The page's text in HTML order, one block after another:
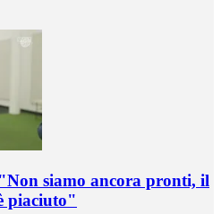
siamo ancora pronti, il
piaciuto"